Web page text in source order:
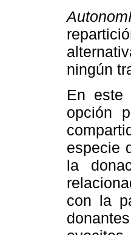
ningún
En este
opción
especie
la
con la